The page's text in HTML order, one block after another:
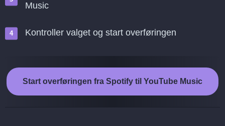
Music
Kontroller valget og start overføringen
Start overføringen fra Spotify til YouTube Music